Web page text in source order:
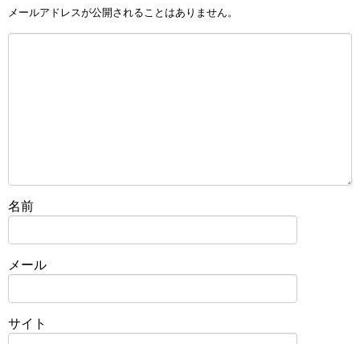
メールアドレスが公開されることはありません。
名前
メール
サイト